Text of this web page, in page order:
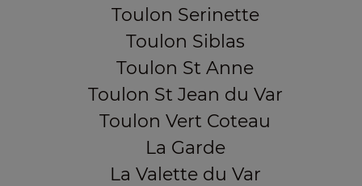
Toulon Serinette
Toulon Siblas
Toulon St Anne
Toulon St Jean du Var
Toulon Vert Coteau
La Garde
La Valette du Var